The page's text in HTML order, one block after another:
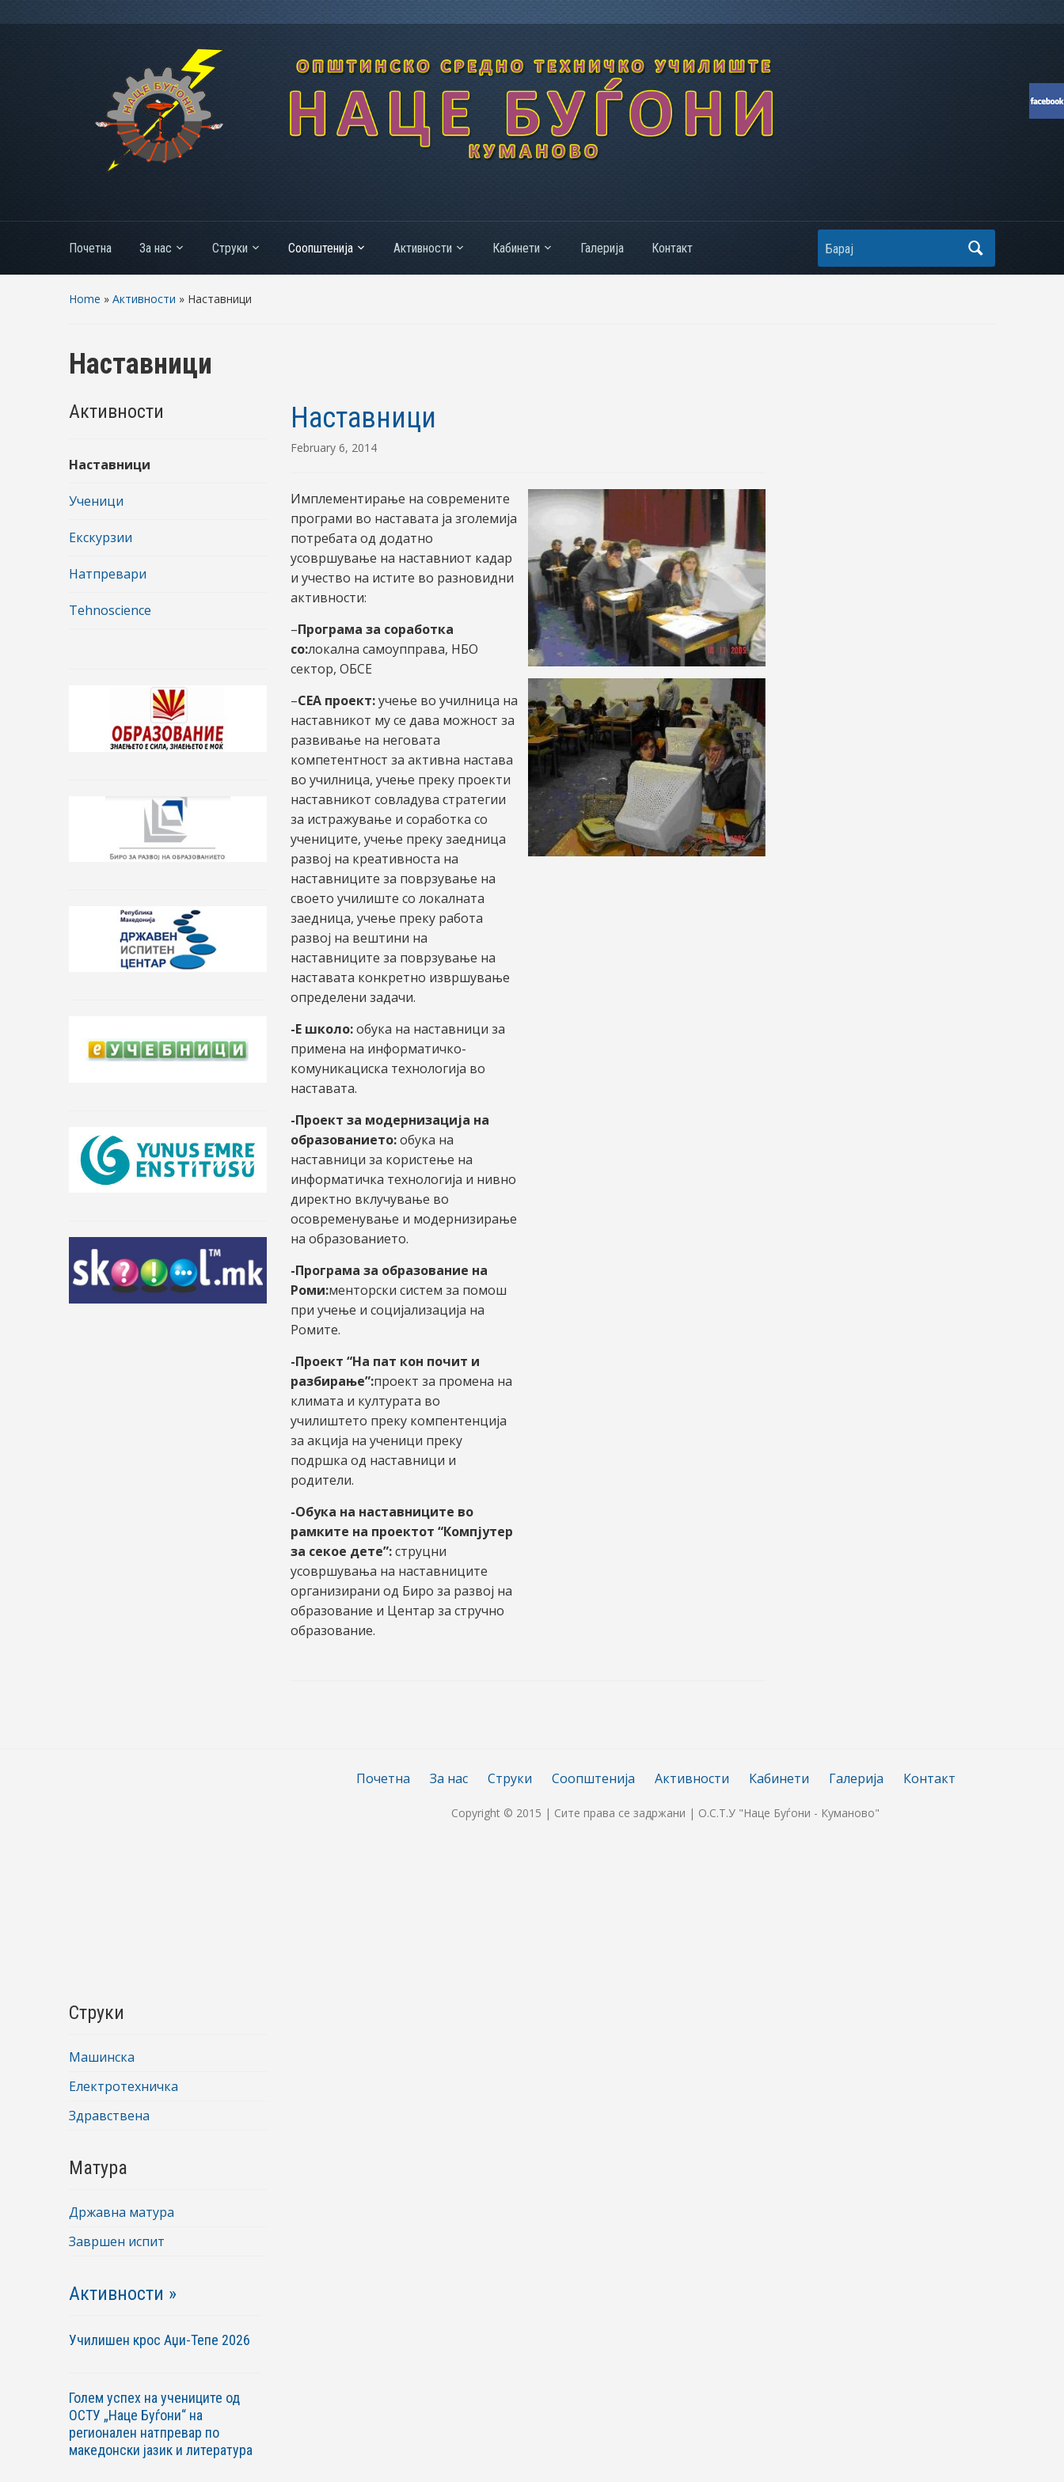
Почетна За нас Струки Соопштенија Активности Кабинети Галерија Контакт Search
Home » Активности » Наставници
Наставници
Активности
Наставници
Ученици
Екскурзии
Натпревари
Tehnoscience
Наставници
February 6, 2014
Имплементирање на современите
програми во наставата ја зголемија
потребата од додатно
усовршување на наставниот кадар
и учество на истите во разновидни
активности:
–Програма за соработка
со:локална самоупправа, НБО
сектор, ОБСЕ
–СЕА проект:учење во училница на
наставникот му се дава можност за
развивање на неговата
компетентност за активна настава
во училница, учење преку проекти
наставникот совладува стратегии
за истражување и соработка со
учениците, учење преку заедница
развој на креативноста на
наставниците за поврзување на
своето училиште со локалната
заедница, учење преку работа
развој на вештини на
наставниците за поврзување на
наставата конкретно извршување
определени задачи.
-Е школо:обука на наставници за
примена на информатичко-
комуникациска технологија во
наставата.
-Проект за модернизација на
образованието:обука на
наставници за користење на
информатичка технологија и нивно
директно вклучување во
осовременување и модернизирање
на образованието.
-Програма за образование на
Роми:менторски систем за помош
при учење и социјализација на
Ромите.
-Проект “На пат кон почит и
разбирање”:проект за промена на
климата и културата во
училиштето преку компентенција
за акција на ученици преку
подршка од наставници и
родители.
-Обука на наставниците во
рамките на проектот “Компјутер
за секое дете”:струцни
усовршувања на наставниците
организирани од Биро за развој на
образование и Центар за стручно
образование.
Струки
Машинска
Електротехничка
Здравствена
Матура
Државна матура
Завршен испит
Активности »
Училишен крос Аџи-Тепе 2026
Голем успех на учениците од
ОСТУ „Наце Буѓони“ на
регионален натпревар по
македонски јазик и литература
Почетна За нас Струки Соопштенија Активности Кабинети Галерија Контакт
Copyright © 2015 | Сите права се задржани | О.С.Т.У "Наце Буѓони - Куманово"